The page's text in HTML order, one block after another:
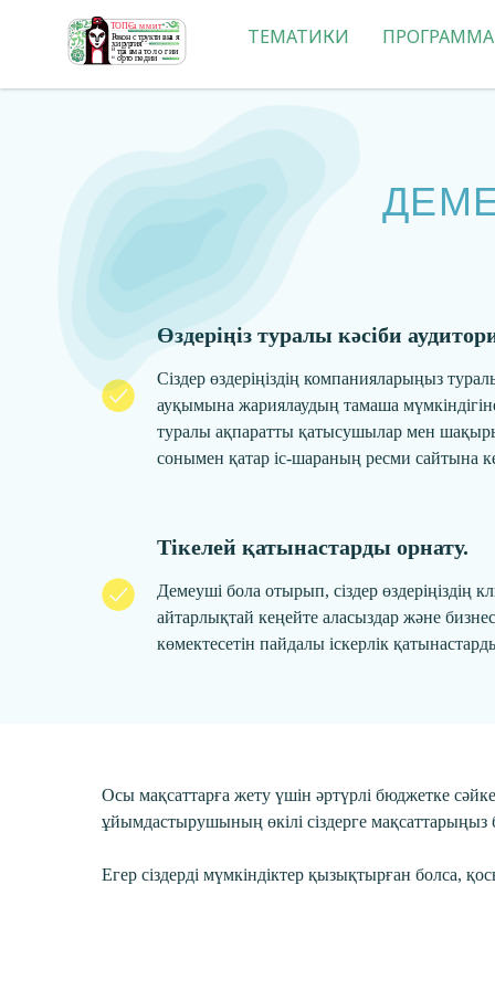
ТЕМАТИКИ ПРОГРАММА
Өздеріңіз туралы кәсіби
Сіздер өздеріңіздің компанияларыңыз
ауқымына жариялаудың тамаша
туралы ақпаратты қатысушылар мен
сонымен қатар іс-шараның ресми сайтына
Тікелей қатынастарды орнату.
Демеуші бола отырып, сіздер өздеріңіздің
айтарлықтай кеңейте аласыздар және
көмектесетін пайдалы іскерлік
Осы мақсаттарға жету үшін әртүрлі бюджетке
ұйымдастырушының өкілі сіздерге мақсаттарыңыз
Егер сіздерді мүмкіндіктер қызықтырған болса,